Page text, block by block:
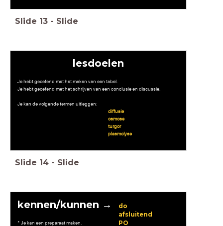
Slide 13 - Slide
lesdoelen
Je hebt geoefend met het maken van een tabel.
Je hebt geoefend met het schrijven van een conclusie en discussie.
Je kan de volgende termen uitleggen:
diffusie
osmose
turgor
plasmolyse
Slide 14 - Slide
kennen/kunnen →
* Je kan een preparaat maken.
do
afsluitend
PO